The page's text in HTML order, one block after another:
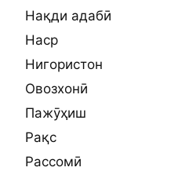
Нақди адабӣ
Наср
Нигористон
Овозхонӣ
Пажӯҳиш
Рақс
Рассомӣ